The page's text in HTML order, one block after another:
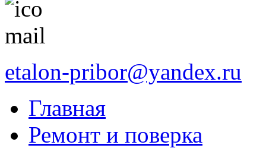
etalon-pribor@yandex.ru
Главная
Ремонт и поверка